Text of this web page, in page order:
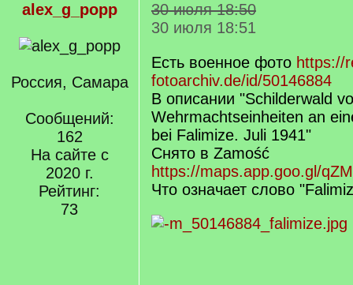
alex_g_popp
Россия, Самара
Сообщений:
162
На сайте с
2020 г.
Рейтинг:
73
30 июля 18:50
30 июля 18:51
Есть военное фото https://
fotoarchiv.de/id/50146884
В описании "Schilderwald
Wehrmachtseinheiten an
bei Falimize. Juli 1941"
Снято в Zamość
https://maps.app.goo.gl/
Что означает слово